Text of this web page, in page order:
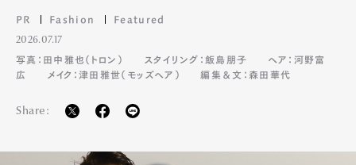
PR Fashion Featured
2026.07.17
写真：田中雅也（トロン）
スタイリング：飯島朋子
ヘア：河野富
広
メイク：津田雅世（モッズヘア） 編集＆文：森田華代
Share: